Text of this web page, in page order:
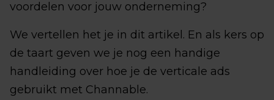
voordelen voor jouw onderneming?
We vertellen het je in dit artikel. En als kers op
de taart geven we je nog een handige
handleiding over hoe je de verticale ads
gebruikt met Channable.